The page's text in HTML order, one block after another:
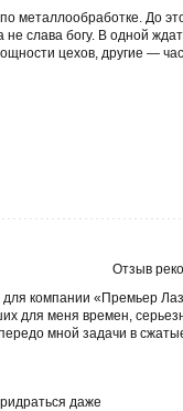
металлообработке. До
не слава богу. В одной
цехов, другие —
Отзыв
для компании «Премьер
для меня времен,
мной задачи в
даже